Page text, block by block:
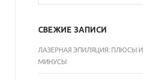
СВЕЖИЕ ЗАПИСИ
ЛАЗЕРНАЯ ЭПИЛЯЦИЯ: ПЛЮСЫ И
МИНУСЫ